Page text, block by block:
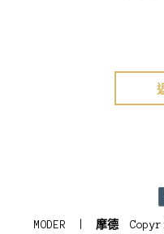
MODER | 摩德